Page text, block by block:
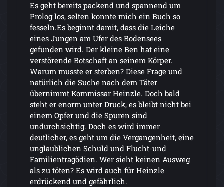
Es geht bereits packend und spannend um
Prolog los, selten konnte mich ein Buch so
fesseln.Es beginnt damit, dass die Leiche
eines Jungen am Ufer des Bodensees
gefunden wird. Der kleine Ben hat eine
verstörende Botschaft an seinem Körper.
Warum musste er sterben? Diese Frage und
natürlich die Suche nach dem Täter
übernimmt Kommissar Heinzle. Doch bald
steht er enorm unter Druck, es bleibt nicht bei
einem Opfer und die Spuren sind
undurchsichtig. Doch es wird immer
deutlicher, es geht um die Vergangenheit, eine
unglaublichen Schuld und Flucht-und
Familientragödien. Wer sieht keinen Ausweg
als zu töten? Es wird auch für Heinzle
erdrückend und gefährlich.